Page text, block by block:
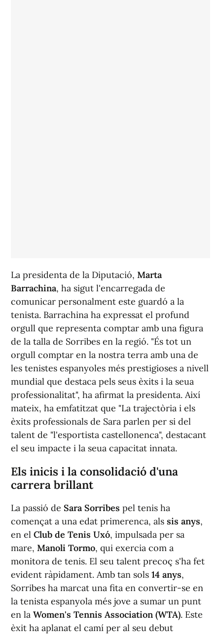
La presidenta de la Diputació, Marta
Barrachina, ha sigut l'encarregada de
comunicar personalment este guardó a la
tenista. Barrachina ha expressat el profund
orgull que representa comptar amb una figura
de la talla de Sorribes en la regió. "És tot un
orgull comptar en la nostra terra amb una de
les tenistes espanyoles més prestigioses a nivell
mundial que destaca pels seus èxits i la seua
professionalitat", ha afirmat la presidenta. Així
mateix, ha emfatitzat que "La trajectòria i els
èxits professionals de Sara parlen per si del
talent de "l'esportista castellonenca", destacant
el seu impacte i la seua capacitat innata.
Els inicis i la consolidació d'una
carrera brillant
La passió de Sara Sorribes pel tenis ha
començat a una edat primerenca, als sis anys,
en el Club de Tenis Uxó, impulsada per sa
mare, Manoli Tormo, qui exercia com a
monitora de tenis. El seu talent precoç s'ha fet
evident ràpidament. Amb tan sols 14 anys,
Sorribes ha marcat una fita en convertir-se en
la tenista espanyola més jove a sumar un punt
en la Women's Tennis Association (WTA). Este
èxit ha aplanat el camí per al seu debut